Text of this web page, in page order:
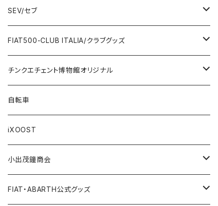
Giannini
FERRARI
LANCIA
AUTOBIANCHI
Others / その他
Towel / タオル
Wallet / 財布
Key Case / キーケース
Key Ring / キーリング
Belt / ベルト
Handkerchief / ハンカチ
Cap / キャップ
Badge / バッジ
Lunch box / ランチボックス
Flag / フラッグ
Ornament / 置物
Bicycle accessories / 自転車関連
Pen / ペン
Illustration / イラスト
ABARTH/アバルト
KOIDESHIGEKANESHOUKAI/小出茂鐘商会
FIAT500/フィアット500
FIAT/フィアット
Race/レース
Others / その他
SEV/セブ
Automobile/自動車
Health/健康
FIAT500-CLUB ITALIA/クラブグッズ
Bag/バッグ
Sticker/ステッカー
Emblem/エンブレム
Goods／グッズ
Miniature Car／ミニカー
チンクエチェント博物館オリジナル
Sticker / ステッカー
Bag / バッグ
Tshirt / Tシャツ
Pouch / ポーチ
自転車
iXOOST
小出茂鐘商会
イラストスタンド
FIAT・ABARTH公式グッズ